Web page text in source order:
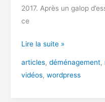
2017. Après un galop
ce
Un
Lire la suite »
articles, déménagement,
vidéos, wordpress